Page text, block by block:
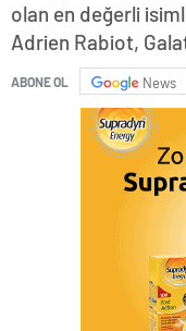
olan en değerli
Adrien Rabiot,
ABONE OL News